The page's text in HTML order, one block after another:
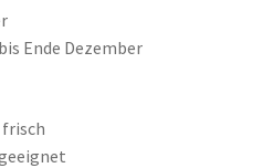
Ende Dezember